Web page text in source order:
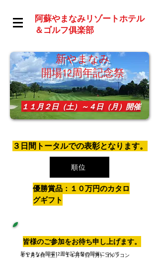
阿蘇やまなみリゾートホテル
＆ゴルフ俱楽部
新やまなみ
開場12周年記念祭
１１月２日（土）～４日（月）開催
​３日間トータルでの表彰となります。
順位
優勝賞品：１０万円のカタロ
グギフト
皆様のご参加をお待ち申し上げます。
新やまなみ開場12周年記念祭の開催について
１１月２日（土）～１１月４日（月）ゴルフコン